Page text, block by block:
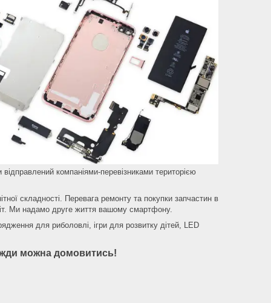
компаніями-перевізниками територією
складності. Перевага ремонту та покупки запчастин в
Ми надамо друге життя вашому смартфону.
для риболовлі, ігри для розвитку дітей, LED
можна домовитись!